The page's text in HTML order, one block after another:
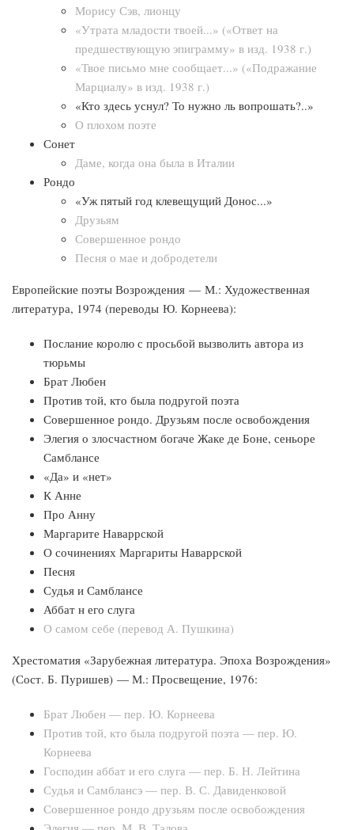
Морису Сэв, лионцу
«Утрата младости твоей...» («Ответ на
предшествующую эпиграмму» в изд. 1938 г.)
«Твое письмо мне сообщает...» («Подражание
Марциалу» в изд. 1938 г.)
«Кто здесь уснул? То нужно ль вопрошать?..»
О плохом поэте
Сонет
Даме, когда она была в Италии
Рондо
«Уж пятый год клевещущий Донос...»
Друзьям
Совершенное рондо
Песня о мае и добродетели
Европейские поэты Возрождения — М.: Художественная
литература, 1974 (переводы Ю. Корнеева):
Послание королю с просьбой вызволить автора из
тюрьмы
Брат Любен
Против той, кто была подругой поэта
Совершенное рондо. Друзьям после освобождения
Элегия о злосчастном богаче Жаке де Боне, сеньоре
Самблансе
«Да» и «нет»
К Анне
Про Анну
Маргарите Наваррской
О сочинениях Маргариты Наваррской
Песня
Судья и Самблансе
Аббат н его слуга
О самом себе (перевод А. Пушкина)
Хрестоматия «Зарубежная литература. Эпоха Возрождения»
(Сост. Б. Пуришев) — М.: Просвещение, 1976:
Брат Любен — пер. Ю. Корнеева
Против той, кто была подругой поэта — пер. Ю.
Корнеева
Господин аббат и его слуга — пер. Б. Н. Лейтина
Судья и Самблансэ — пер. В. С. Давиденковой
Совершенное рондо друзьям после освобождения